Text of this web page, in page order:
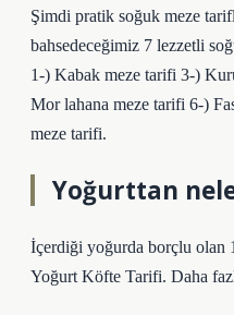
Şimdi pratik soğuk meze
bahsedeceğimiz 7 lezzetli
1-) Kabak meze tarifi 3-)
Mor lahana meze tarifi 6-)
meze tarifi.
Yoğurttan
İçerdiği yoğurda borçlu olan
Yoğurt Köfte Tarifi. Daha